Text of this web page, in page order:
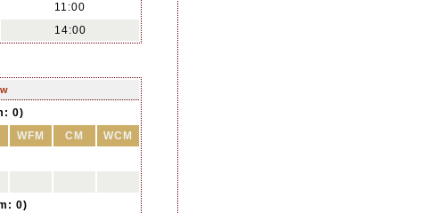
11:00
14:00
0)
WFM CM
WCM
0)